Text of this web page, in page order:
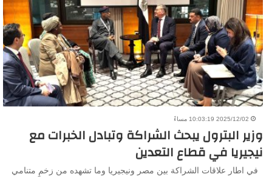
2025/12/02 10:03:19 مساءً
وزير البترول يبحث الشراكة وتبادل الخبرات مع
نيجيريا في قطاع التعدين
في اطار علاقات الشراكة بين مصر ونيجيريا وما تشهده من زخمٍ متنامي